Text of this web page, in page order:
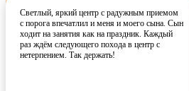
Светлый, яркий центр с радужным приемом
с порога впечатлил и меня и моего сына. Сын
ходит на занятия как на праздник. Каждый
раз ждём следующего похода в центр с
нетерпением. Так держать!